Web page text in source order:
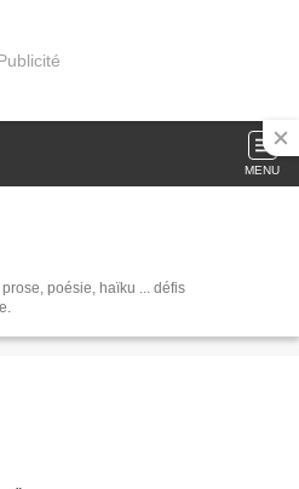
MENU
poésie, haïku ... défis